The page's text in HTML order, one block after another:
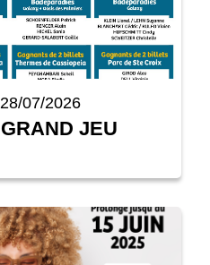
28/07/2026
JEU